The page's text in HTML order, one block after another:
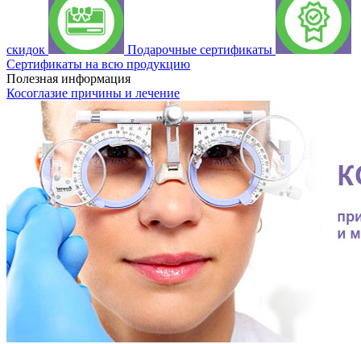
скидок
Подарочные сертификаты
Сертификаты на всю продукцию
Полезная информация
Косоглазие причины и лечение